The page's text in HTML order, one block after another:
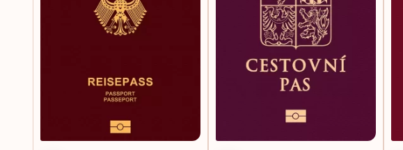
França
Gibraltar
Granada